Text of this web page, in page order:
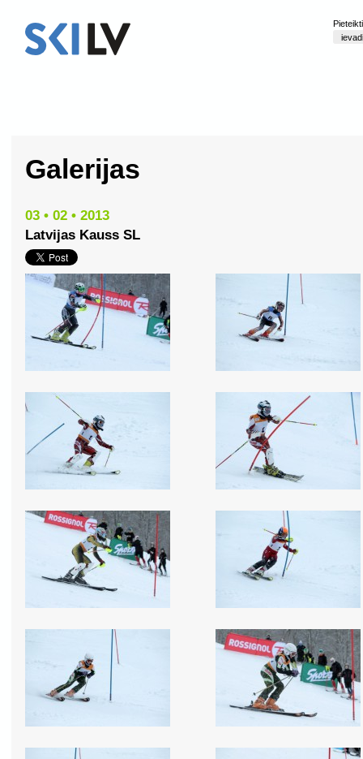
Galerijas
03 • 02 • 2013
Latvijas Kauss SL